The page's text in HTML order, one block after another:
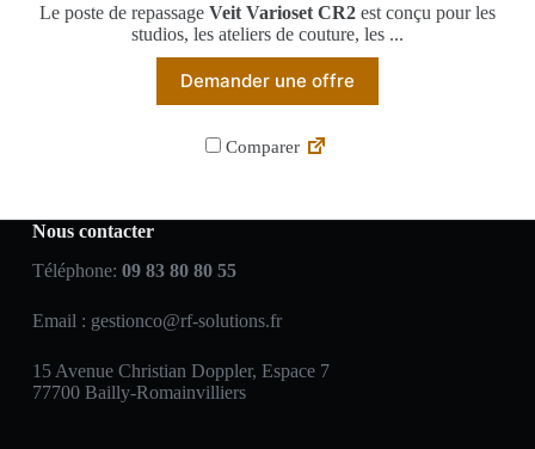
Le poste de repassage Veit Varioset CR2est conçu pour les
studios, les ateliers de couture, les ...
Demander une offre
Comparer
Nous contacter
Téléphone: 09 83 80 80 55
Email : gestionco@rf-solutions.fr
15 Avenue Christian Doppler, Espace 7
77700 Bailly-Romainvilliers